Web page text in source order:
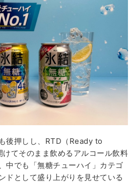
後押しし、RTD（Ready to
てそのまま飲めるアルコール飲料
中でも「無糖チューハイ」カテゴ
ドとして盛り上がりを見せている